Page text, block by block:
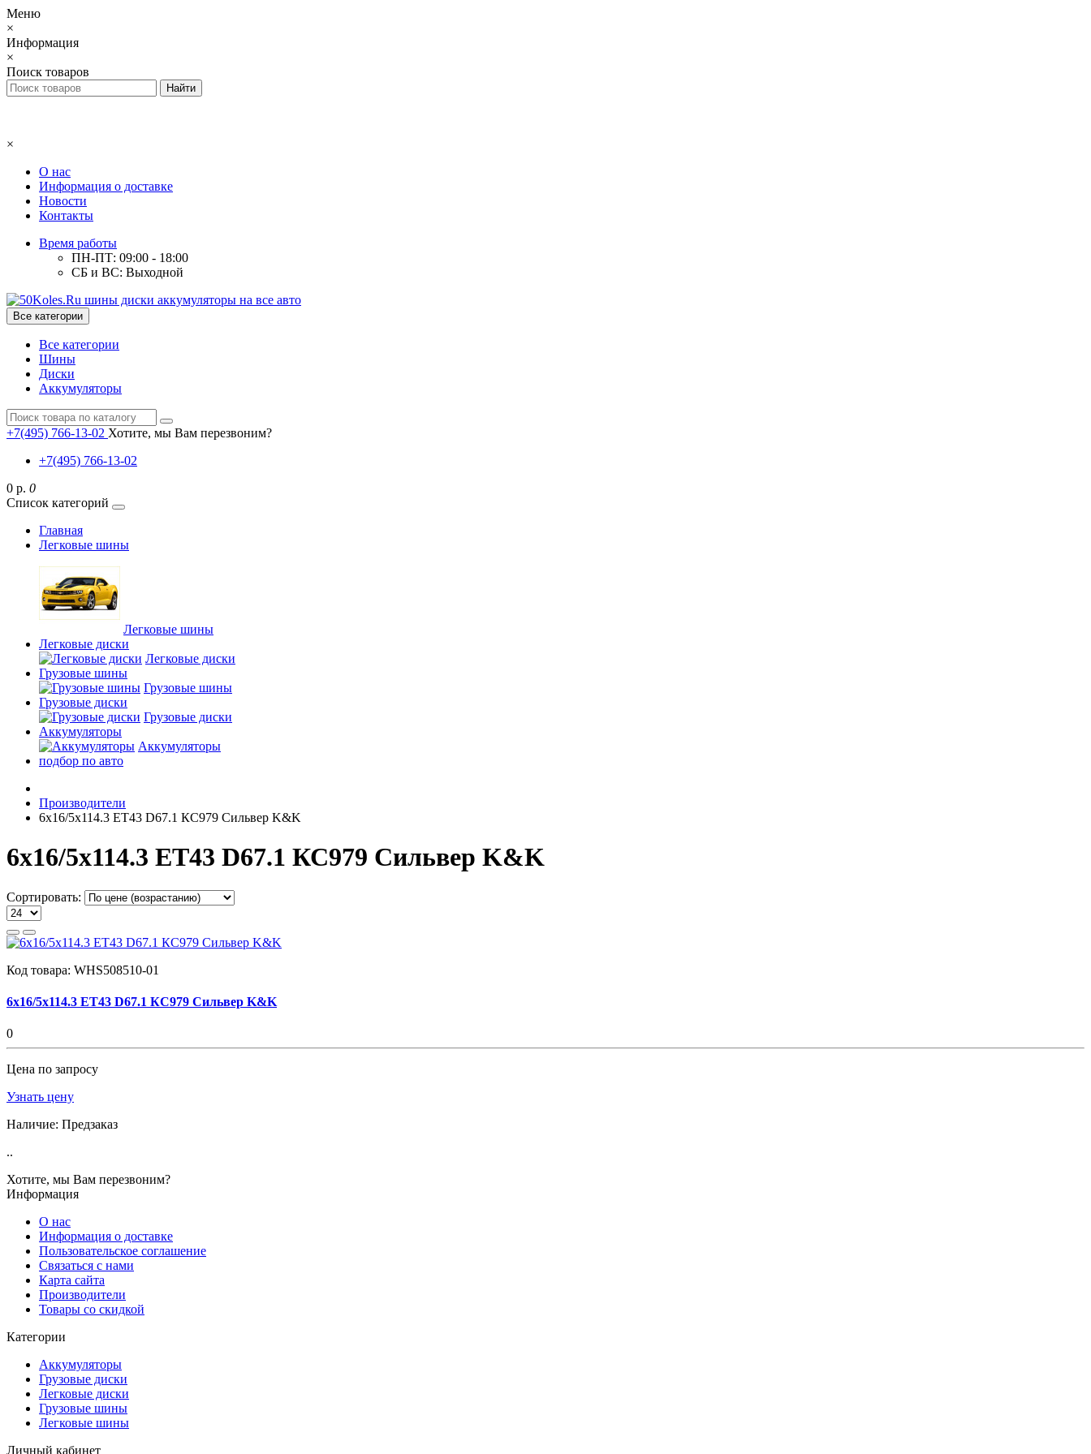
Меню
×
Информация
×
Поиск товаров
×
О нас
Информация о доставке
Новости
Контакты
Время работы
ПН-ПТ: 09:00 - 18:00
СБ и ВС: Выходной
Все категории
Все категории
Шины
Диски
Аккумуляторы
+7(495) 766-13-02 Хотите, мы Вам перезвоним?
+7(495) 766-13-02
0 р. 0
Список категорий
Главная
Легковые шины
Легковые шины
Легковые диски
Легковые диски
Грузовые шины
Грузовые шины
Грузовые диски
Грузовые диски
Аккумуляторы
Аккумуляторы
подбор по авто
Производители
6x16/5x114.3 ET43 D67.1 КС979 Сильвер K&K
6x16/5x114.3 ET43 D67.1 КС979 Сильвер K&K
Сортировать:
Код товара: WHS508510-01
6x16/5x114.3 ET43 D67.1 КС979 Сильвер K&K
0
Цена по запросу
Узнать цену
Наличие: Предзаказ
..
Хотите, мы Вам перезвоним?
Информация
О нас
Информация о доставке
Пользовательское соглашение
Связаться с нами
Карта сайта
Производители
Товары со скидкой
Категории
Аккумуляторы
Грузовые диски
Легковые диски
Грузовые шины
Легковые шины
Личный кабинет